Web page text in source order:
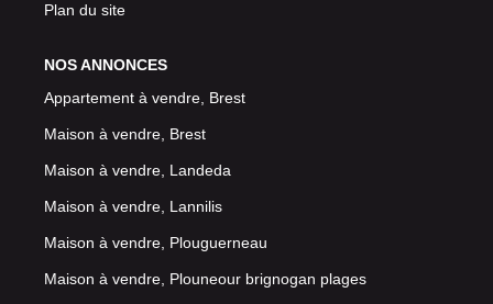
Plan du site
NOS ANNONCES
Appartement à vendre, Brest
Maison à vendre, Brest
Maison à vendre, Landeda
Maison à vendre, Lannilis
Maison à vendre, Plouguerneau
Maison à vendre, Plouneour brignogan plages